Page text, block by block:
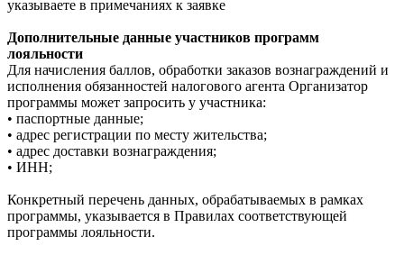
указываете в примечаниях к заявке
Дополнительные данные участников программ
лояльности
Для начисления баллов, обработки заказов вознаграждений и
исполнения обязанностей налогового агента Организатор
программы может запросить у участника:
• паспортные данные;
• адрес регистрации по месту жительства;
• адрес доставки вознаграждения;
• ИНН;
Конкретный перечень данных, обрабатываемых в рамках
программы, указывается в Правилах соответствующей
программы лояльности.